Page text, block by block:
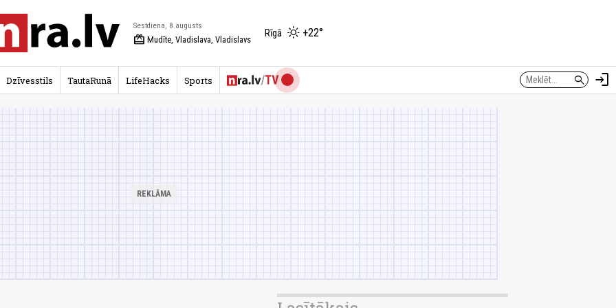
Sestdiena, 8.augusts
redeem Mudīte, Vladislava, Vladislavs
Rīgā +22°
search login
Dzīvesstils TautaRunā LifeHacks Sports